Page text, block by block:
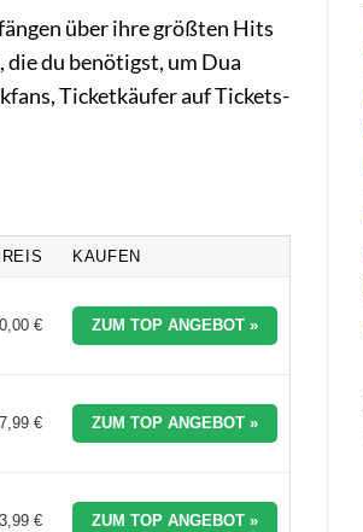
über ihre größten Hits
du benötigst, um Dua
Ticketkäufer auf Tickets-
KAUFEN
€ ZUM TOP ANGEBOT »
€ ZUM TOP ANGEBOT »
€ ZUM TOP ANGEBOT »